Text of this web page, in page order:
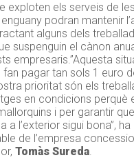
exploten els serveis de
podran mantenir
alguns dels
suspenguin el cànon
empresaris.”Aquesta
fan pagar tan sols 1 euro
prioritat són els
en condicions perquè
i per garantir
a l’exterior sigui bona”,
de l’empresa
Tomàs Sureda.